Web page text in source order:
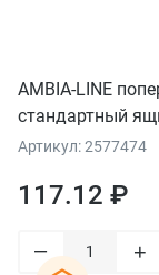
AMBIA-LINE
стандартный
Артикул: 2577474
117.12 ₽
– +